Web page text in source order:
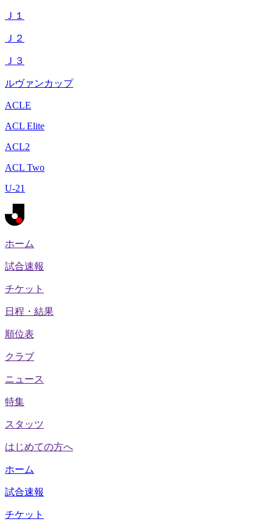
Ｊ１
Ｊ２
Ｊ３
ルヴァンカップ
ACLE
ACL Elite
ACL2
ACL Two
U-21
ホーム
試合速報
チケット
日程・結果
順位表
クラブ
ニュース
特集
スタッツ
はじめての方へ
ホーム
試合速報
チケット